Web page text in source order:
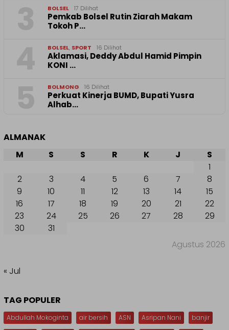
BOLSEL 17 Dilihat
Pemkab Bolsel Rutin Ziarah Makam
Tokoh P…
BOLSEL, SPORT 16 Dilihat
Aklamasi, Deddy Abdul Hamid Pimpin
KONI …
BOLMONG 16 Dilihat
Perkuat Kinerja BUMD, Bupati Yusra
Alhab…
ALMANAK
Agustus 2026
M S S R K J
S
1
2
3 4 5 6 7
8
9
10 11 12 13 14
15
16
17 18 19 20 21
22
23
24 25 26 27 28
29
30
31
« Jul
TAG POPULER
Abdullah Mokoginta air bersih ASN Asripan Nani
banjir